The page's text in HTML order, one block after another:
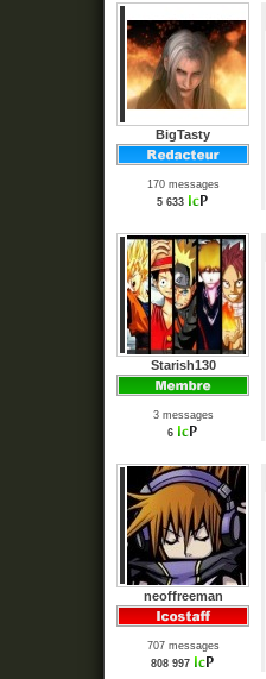
BigTasty
170 messages
5 633
Starish130
3 messages
6
neoffreeman
707 messages
808 997